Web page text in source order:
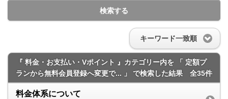
検索する
キーワード一致順
『 料金・お支払い・Vポイント 』カテゴリー内を 「 定額プ
ランから無料会員登録へ変更で... 」 で検索した結果
全35件
料金体系について